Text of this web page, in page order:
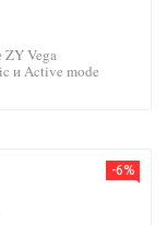
ZY Vega
и Active mode
-6%